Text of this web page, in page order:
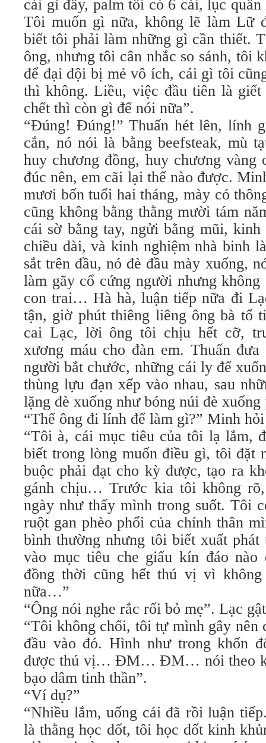
cái gì đây, palm tôi có 6 cái, lục
Tôi muốn gì nữa, không lẽ làm Lữ
biết tôi phải làm những gì cần thiết.
ông, nhưng tôi cân nhắc so sánh, tôi
để đại đội bị mẻ vô ích, cái gì tôi
thì không. Liều, việc đầu tiên là
chết thì còn gì để nói nữa”.
“Đúng! Đúng!” Thuấn hét lên, lính
cắn, nó nói là bằng beefsteak, mù
huy chương đồng, huy chương vàng
đúc nên, em cãi lại thế nào được.
mươi bốn tuổi hai tháng, mày có
cũng không bằng thằng mười tám
cái sờ bằng tay, ngửi bằng mũi,
chiều dài, và kinh nghiệm nhà binh
sắt trên đầu, nó đè đầu mày xuống,
làm gãy cổ cứng người nhưng
con trai… Hà hà, luận tiếp nữa đi
tận, giờ phút thiêng liêng ông bà tổ
cai Lạc, lời ông tôi chịu hết cỡ,
xương máu cho đàn em. Thuấn
người bắt chước, những cái ly để
thùng lựu đạn xếp vào nhau, sau
lặng đè xuống như bóng núi đè
“Thế ông đi lính để làm gì?” Minh
“Tôi à, cái mục tiêu của tôi lạ lắm,
biết trong lòng muốn điều gì, tôi đặt
buộc phải đạt cho kỳ được, tạo ra
gánh chịu… Trước kia tôi không rõ,
ngày như thấy mình trong suốt. Tôi
ruột gan phèo phổi của chính thân
bình thường nhưng tôi biết xuất
vào mục tiêu che giấu kín đáo nào
đồng thời cũng hết thú vị vì
nữa…”
“Ông nói nghe rắc rối bỏ mẹ”. Lạc
“Tôi không chối, tôi tự mình gây nên
đầu vào đó. Hình như trong khốn
được thú vị… ĐM… ĐM… nói theo
bạo dâm tinh thần”.
“Ví dụ?”
“Nhiều lắm, uống cái đã rồi luận
là thằng học dốt, tôi học dốt kinh